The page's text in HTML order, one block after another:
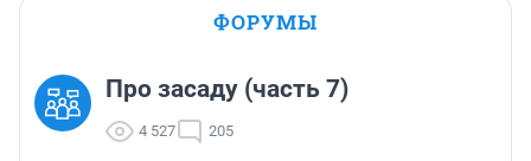
ФОРУМЫ
Про засаду (часть 7)
4 527 205